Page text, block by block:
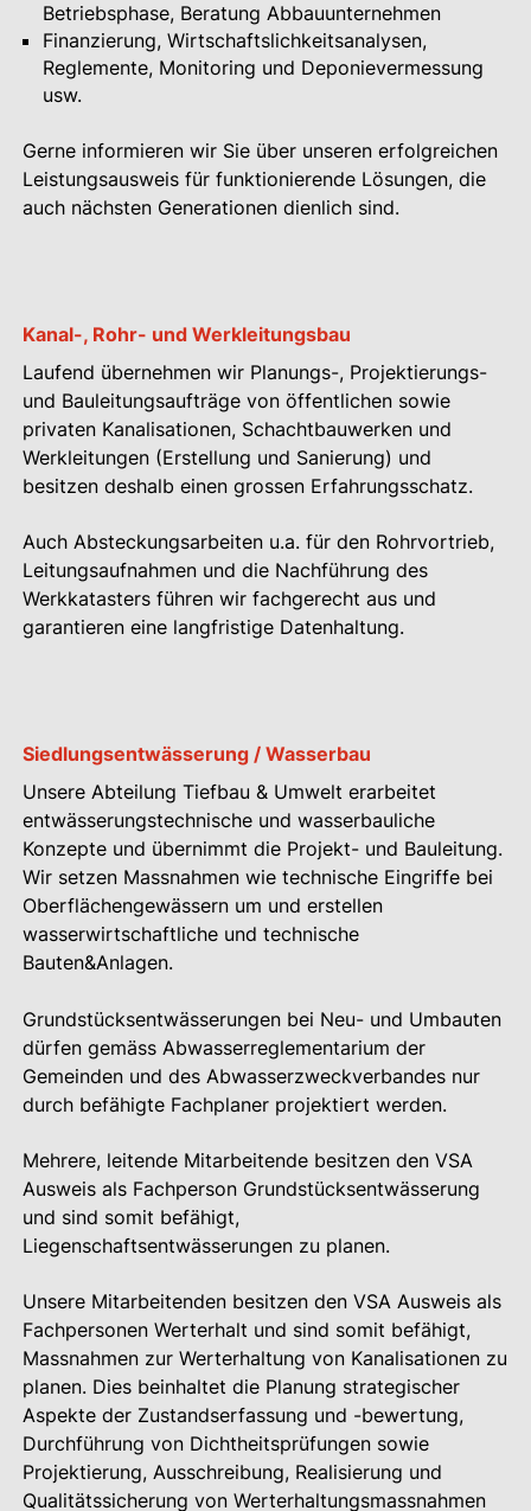
Betriebsphase, Beratung Abbauunternehmen
Finanzierung, Wirtschaftslichkeitsanalysen,
Reglemente, Monitoring und Deponievermessung
usw.
Gerne informieren wir Sie über unseren erfolgreichen
Leistungsausweis für funktionierende Lösungen, die
auch nächsten Generationen dienlich sind.
Kanal-, Rohr- und Werkleitungsbau
Laufend übernehmen wir Planungs-, Projektierungs-
und Bauleitungsaufträge von öffentlichen sowie
privaten Kanalisationen, Schachtbauwerken und
Werkleitungen (Erstellung und Sanierung) und
besitzen deshalb einen grossen Erfahrungsschatz.
Auch Absteckungsarbeiten u.a. für den Rohrvortrieb,
Leitungsaufnahmen und die Nachführung des
Werkkatasters führen wir fachgerecht aus und
garantieren eine langfristige Datenhaltung.
Siedlungsentwässerung / Wasserbau
Unsere Abteilung Tiefbau & Umwelt erarbeitet
entwässerungstechnische und wasserbauliche
Konzepte und übernimmt die Projekt- und Bauleitung.
Wir setzen Massnahmen wie technische Eingriffe bei
Oberflächengewässern um und erstellen
wasserwirtschaftliche und technische
Bauten&Anlagen.
Grundstücksentwässerungen bei Neu- und Umbauten
dürfen gemäss Abwasserreglementarium der
Gemeinden und des Abwasserzweckverbandes nur
durch befähigte Fachplaner projektiert werden.
Mehrere, leitende Mitarbeitende besitzen den VSA
Ausweis als Fachperson Grundstücksentwässerung
und sind somit befähigt,
Liegenschaftsentwässerungen zu planen.
Unsere Mitarbeitenden besitzen den VSA Ausweis als
Fachpersonen Werterhalt und sind somit befähigt,
Massnahmen zur Werterhaltung von Kanalisationen zu
planen. Dies beinhaltet die Planung strategischer
Aspekte der Zustandserfassung und -bewertung,
Durchführung von Dichtheitsprüfungen sowie
Projektierung, Ausschreibung, Realisierung und
Qualitätssicherung von Werterhaltungsmassnahmen